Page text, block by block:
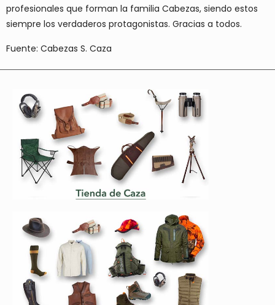
profesionales que forman la familia Cabezas, siendo estos
siempre los verdaderos protagonistas. Gracias a todos.
Fuente: Cabezas S. Caza